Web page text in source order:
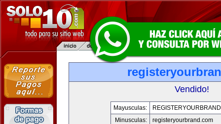
Vendido!
Mayusculas:
Minusculas:
registeryourbrand.com